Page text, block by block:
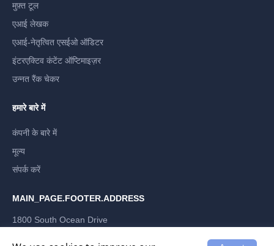
मुफ़्त टूल
एआई लेखक
एआई-नेतृत्वित एसईओ ऑडिटर
इंटरएक्टिव कंटेंट ऑप्टिमाइज़र
उन्नत रैंक चेकर
हमारे बारे में
कंपनी के बारे में
मूल्य
संपर्क करें
MAIN_PAGE.FOOTER.ADDRESS
1800 South Ocean Drive
LABRIKA INC